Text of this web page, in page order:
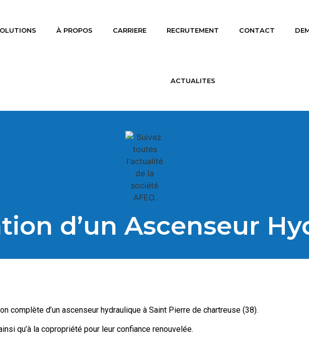
À PROPOS CARRIERE RECRUTEMENT CONTACT
ACTUALITES
d’un Ascenseur
complète d’un ascenseur hydraulique à Saint Pierre de chartreuse (38).
qu’à la copropriété pour leur confiance renouvelée.